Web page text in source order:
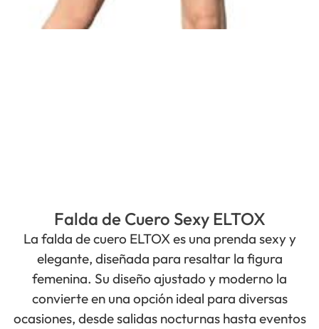
Falda de Cuero Sexy ELTOX
La falda de cuero ELTOX es una prenda sexy y
elegante, diseñada para resaltar la figura
femenina. Su diseño ajustado y moderno la
convierte en una opción ideal para diversas
ocasiones, desde salidas nocturnas hasta eventos